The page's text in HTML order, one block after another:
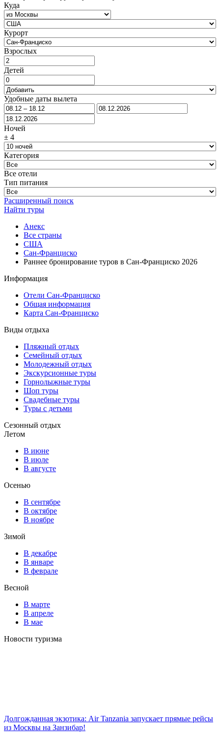
Куда
Курорт
Взрослых
Детей
Удобные даты вылета
Ночей
± 4
Категория
Все отели
Тип питания
Расширенный поиск
Найти туры
Анекс
Все страны
США
Сан-Франциско
Раннее бронирование туров в Сан-Франциско 2026
Информация
Отели Сан-Франциско
Общая информация
Карта Сан-Франциско
Виды отдыха
Пляжный отдых
Семейный отдых
Молодежный отдых
Экскурсионные туры
Горнолыжные туры
Шоп туры
Свадебные туры
Туры с детьми
Сезонный отдых
Летом
В июне
В июле
В августе
Осенью
В сентябре
В октябре
В ноябре
Зимой
В декабре
В январе
В феврале
Весной
В марте
В апреле
В мае
Новости туризма
Долгожданная экзотика: Air Tanzania запускает прямые рейсы
из Москвы на Занзибар!